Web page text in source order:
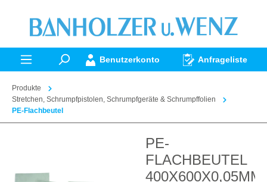
springen
Benutzerkonto Anfrageliste
Produkte
Stretchen, Schrumpfpistolen, Schrumpfgeräte & Schrumpffolien
PE-Flachbeutel
PE-
FLACHBEUTEL
400X600X0,05MM